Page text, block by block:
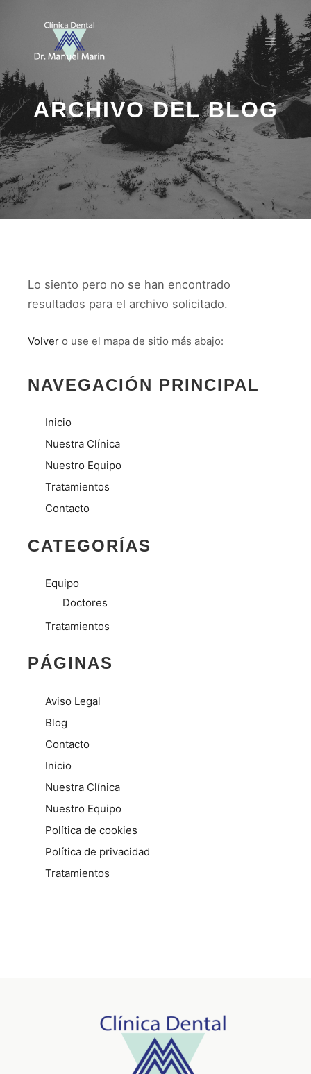
Menú
ARCHIVO DEL BLOG
Lo siento pero no se han encontrado
resultados para el archivo solicitado.
Volver o use el mapa de sitio más abajo:
NAVEGACIÓN PRINCIPAL
Inicio
Nuestra Clínica
Nuestro Equipo
Tratamientos
Contacto
CATEGORÍAS
Equipo
Doctores
Tratamientos
PÁGINAS
Aviso Legal
Blog
Contacto
Inicio
Nuestra Clínica
Nuestro Equipo
Política de cookies
Política de privacidad
Tratamientos